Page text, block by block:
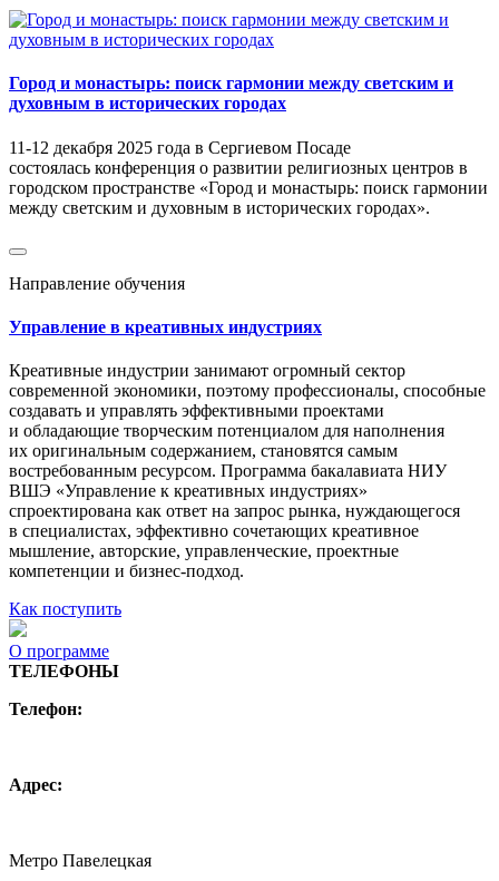
Город и монастырь: поиск гармонии между светским и
духовным в исторических городах
11-12 декабря 2025 года в Сергиевом Посаде
состоялась конференция о развитии религиозных центров в
городском пространстве «Город и монастырь: поиск гармонии
между светским и духовным в исторических городах».
Направление обучения
Управление в креативных индустриях
Креативные индустрии занимают огромный сектор
современной экономики, поэтому профессионалы, способные
создавать и управлять эффективными проектами
и обладающие творческим потенциалом для наполнения
их оригинальным содержанием, становятся самым
востребованным ресурсом. Программа бакалавиата НИУ
ВШЭ «Управление к креативных индустриях»
спроектирована как ответ на запрос рынка, нуждающегося
в специалистах, эффективно сочетающих креативное
мышление, авторские, управленческие, проектные
компетенции и бизнес-подход.
Как поступить
О программе
ТЕЛЕФОНЫ
Телефон:
Адрес:
Метро Павелецкая